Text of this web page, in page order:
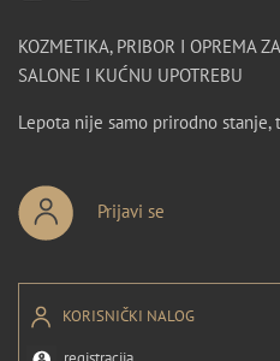
KOZMETIKA, PRIBOR I OPREMA
SALONE I KUĆNU UPOTREBU
Lepota nije samo prirodno stanje,
Prijavi se
KORISNIČKI NALOG